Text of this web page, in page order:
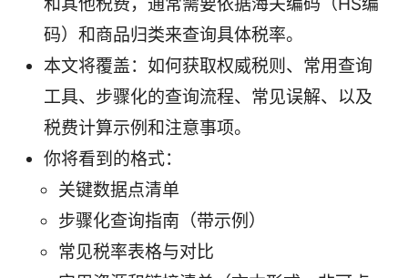
和其他税费，通常需要依据海关编码（HS编
码）和商品归类来查询具体税率。
本文将覆盖：如何获取权威税则、常用查询
工具、步骤化的查询流程、常见误解、以及
税费计算示例和注意事项。
你将看到的格式：
关键数据点清单
步骤化查询指南（带示例）
常见税率表格与对比